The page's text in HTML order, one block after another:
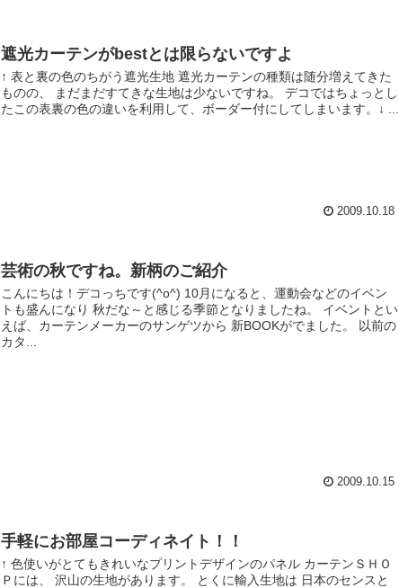
遮光カーテンがbestとは限らないですよ
↑ 表と裏の色のちがう遮光生地 遮光カーテンの種類は随分増えてきた
ものの、 まだまだすてきな生地は少ないですね。 デコではちょっとし
たこの表裏の色の違いを利用して、ボーダー付にしてしまいます。↓ ...
2009.10.18
芸術の秋ですね。新柄のご紹介
こんにちは！デコっちです(^o^) 10月になると、運動会などのイベン
トも盛んになり 秋だな～と感じる季節となりましたね。 イベントとい
えば、カーテンメーカーのサンゲツから 新BOOKがでました。 以前の
カタ...
2009.10.15
手軽にお部屋コーディネイト！！
↑ 色使いがとてもきれいなプリントデザインのパネル カーテンＳＨＯ
Ｐには、 沢山の生地があります。 とくに輸入生地は 日本のセンスと